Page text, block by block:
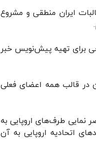
ایران منطقی و مشروع
برای تهیه پیش‌نویس خبر
در قالب همه اعضای فعلی
طرف‌های اروپایی به
اتحادیه اروپایی به آن